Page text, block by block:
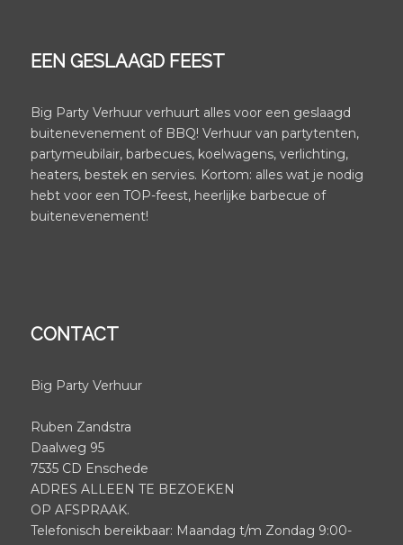
EEN GESLAAGD FEEST
Big Party Verhuur verhuurt alles voor een geslaagd
buitenevenement of BBQ! Verhuur van partytenten,
partymeubilair, barbecues, koelwagens, verlichting,
heaters, bestek en servies. Kortom: alles wat je nodig
hebt voor een TOP-feest, heerlijke barbecue of
buitenevenement!
CONTACT
Big Party Verhuur
Ruben Zandstra
Daalweg 95
7535 CD Enschede
ADRES ALLEEN TE BEZOEKEN
OP AFSPRAAK.
Telefonisch bereikbaar: Maandag t/m Zondag 9:00-